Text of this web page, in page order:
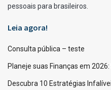
pessoais para brasileiros.
Leia agora!
Consulta pública – teste
Planeje suas Finanças em
Descubra 10 Estratégias